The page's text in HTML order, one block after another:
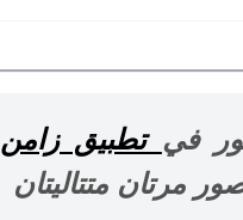
في تطبيق زامن
مرتان متتاليتان